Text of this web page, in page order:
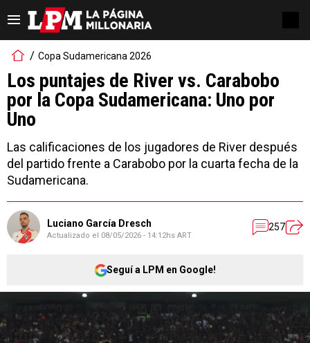
Copa Sudamericana 2026
Los puntajes de River vs. Carabobo
por la Copa Sudamericana: Uno por
Uno
Las calificaciones de los jugadores de River después
del partido frente a Carabobo por la cuarta fecha de la
Sudamericana.
Luciano García Dresch
Actualizado el 08/05/2026 - 14:12hs ART
257
Seguí a LPM en Google!